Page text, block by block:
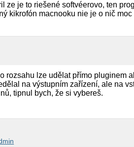
ze je to riešené softvéerovo, ten
kikrofón macnooku nie je o nič
rozsahu lze udělat přímo pluginem
na výstupním zařízení, ale na
tipnul bych, že si vybereš.